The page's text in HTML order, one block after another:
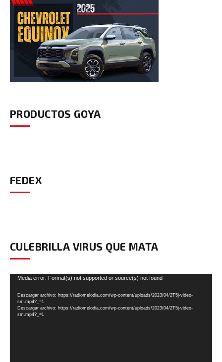
PRODUCTOS GOYA
FEDEX
CULEBRILLA VIRUS QUE MATA
Reproductor
vídeo
Media error: Format(s) not supported or source(s) not found
Descargar archivo: https://radiomelodia.com/wp-content/uploads/2023/04/2T5j-video-
sm.mp4?_=1
Descargar archivo: https://radiomelodia.com/wp-content/uploads/2023/04/2T5j-video-
sm.mp4?_=1